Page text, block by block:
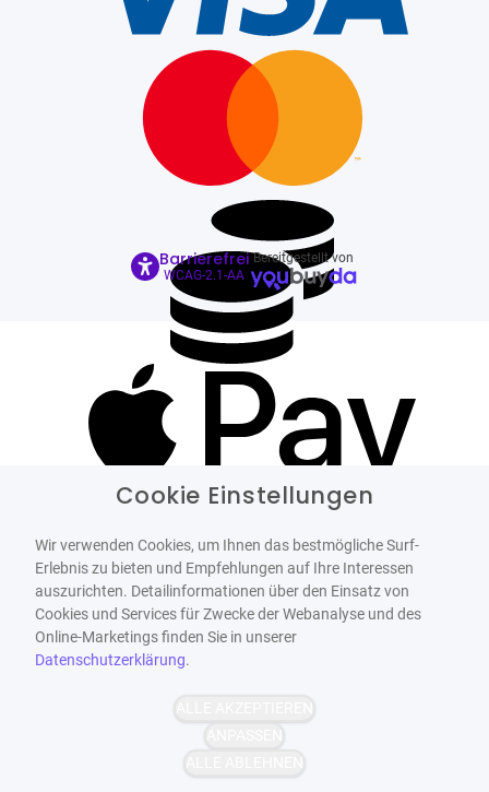
Barrierefrei
WCAG-2.1-AA
Bereitgestellt von
Cookie Einstellungen
Wir verwenden Cookies, um Ihnen das bestmögliche Surf-
Erlebnis zu bieten und Empfehlungen auf Ihre Interessen
auszurichten. Detailinformationen über den Einsatz von
Cookies und Services für Zwecke der Webanalyse und des
Online-Marketings finden Sie in unserer
Datenschutzerklärung.
ALLE AKZEPTIEREN
ANPASSEN
ALLE ABLEHNEN